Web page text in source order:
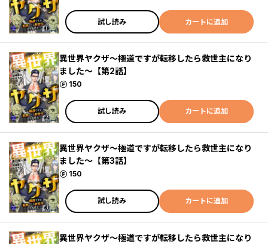
試し読み カートに追加
異世界ヤクザ～極道ですが転移したら救世主になり
ました～【第2話】
150
ポイント
試し読み カートに追加
異世界ヤクザ～極道ですが転移したら救世主になり
ました～【第3話】
150
ポイント
試し読み カートに追加
異世界ヤクザ～極道ですが転移したら救世主になり